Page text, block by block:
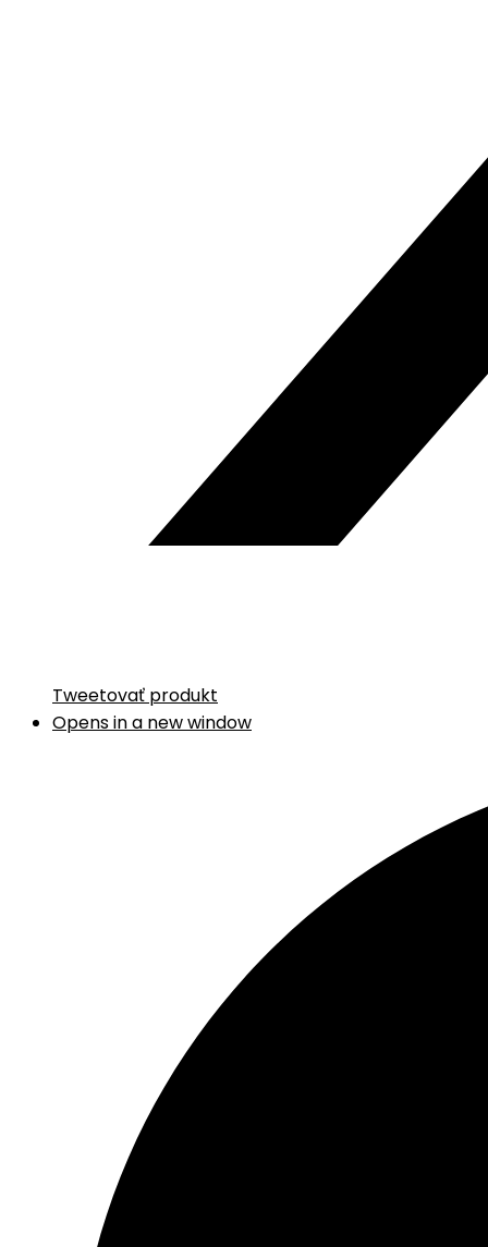
Tweetovať produkt
Opens in a new window